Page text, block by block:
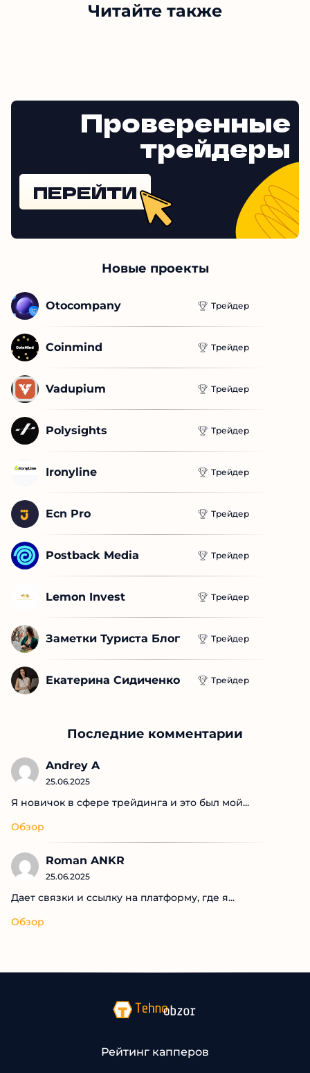
Читайте также
Проверенные
трейдеры
ПЕРЕЙТИ
Новые проекты
Otocompany Трейдер
Coinmind Трейдер
Vadupium Трейдер
Polysights Трейдер
Ironyline Трейдер
Ecn Pro Трейдер
Postback Media Трейдер
Lemon Invest Трейдер
Заметки Туриста Блог Трейдер
Екатерина Сидиченко Трейдер
Последние комментарии
Andrey A
25.06.2025
Я новичок в сфере трейдинга и это был мой...
Обзор
Roman ANKR
25.06.2025
Дает связки и ссылку на платформу, где я...
Обзор
Рейтинг капперов